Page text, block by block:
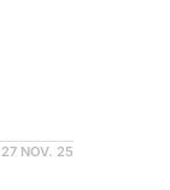
27 NOV. 25